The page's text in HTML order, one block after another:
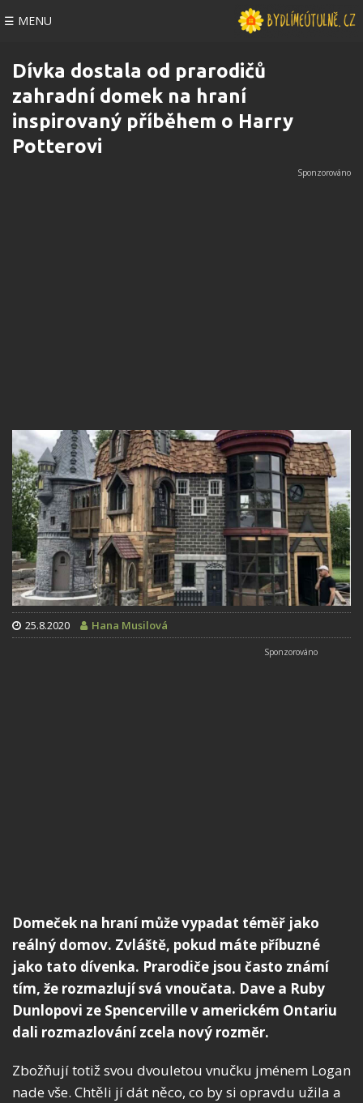
☰ MENU
Dívka dostala od prarodičů
zahradní domek na hraní
inspirovaný příběhem o Harry
Potterovi
25.8.2020 Hana Musilová
Domeček na hraní může vypadat téměř jako
reálný domov. Zvláště, pokud máte příbuzné
jako tato dívenka. Prarodiče jsou často známí
tím, že rozmazlují svá vnoučata. Dave a Ruby
Dunlopovi ze Spencerville v americkém Ontariu
dali rozmazlování zcela nový rozměr.
Zbožňují totiž svou dvouletou vnučku jménem Logan
nade vše. Chtěli jí dát něco, co by si opravdu užila a